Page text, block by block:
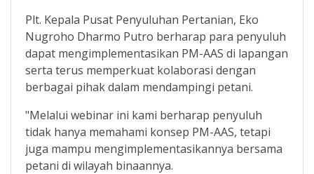
Plt. Kepala Pusat Penyuluhan Pertanian, Eko
Nugroho Dharmo Putro berharap para penyuluh
dapat mengimplementasikan PM-AAS di lapangan
serta terus memperkuat kolaborasi dengan
berbagai pihak dalam mendampingi petani.
"Melalui webinar ini kami berharap penyuluh
tidak hanya memahami konsep PM-AAS, tetapi
juga mampu mengimplementasikannya bersama
petani di wilayah binaannya.